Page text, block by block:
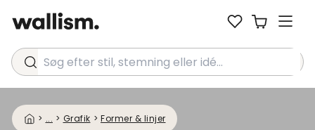
Søg efter stil, stemning eller idé...
> ... > Grafik > Former & linjer